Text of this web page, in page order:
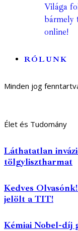
Világa
bármely
online!
RÓLUNK
Minden jog
Élet és Tudomány
Láthatatlan
tölgylisztharmat
Kedves
jelölt a TIT!
Kémiai Nobel-díj